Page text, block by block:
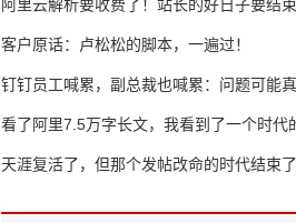
16万亿
阿里云解析要收费了！站长的好日子要结
客户原话：卢松松的脚本，一遍过！
钉钉员工喊累，副总裁也喊累：问题可能
了
看了阿里7.5万字长文，我看到了一个时代
天涯复活了，但那个发帖改命的时代结束了